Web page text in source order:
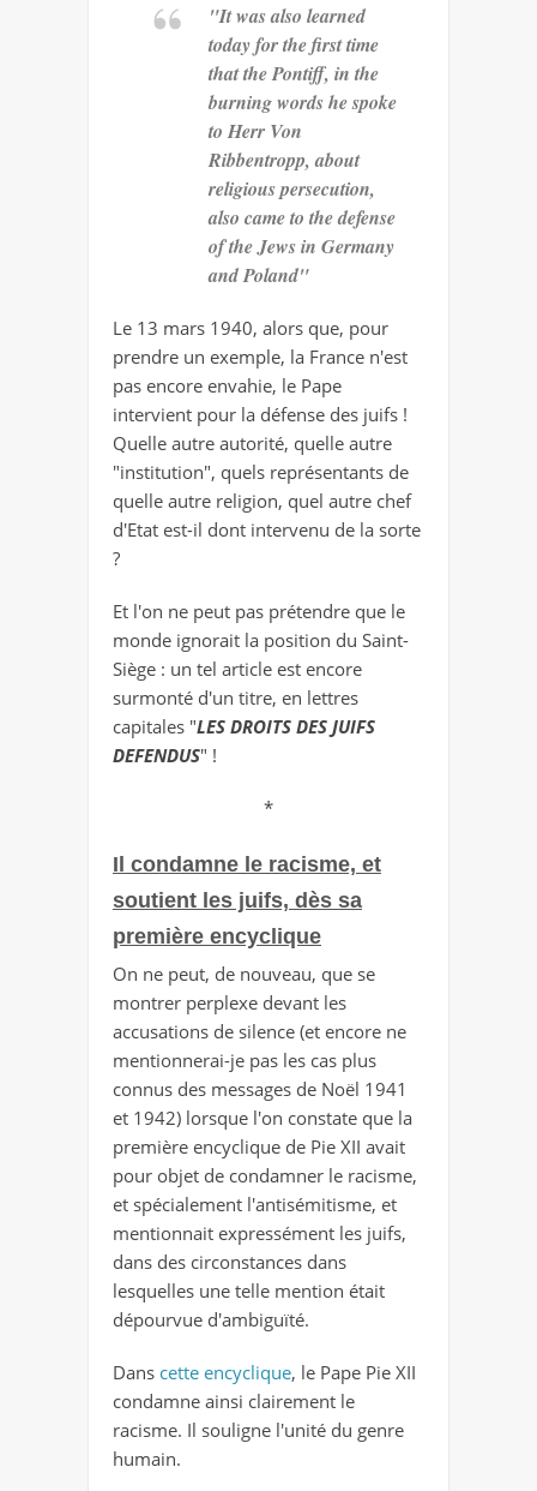
"It was also learned
today for the first time
that the Pontiff, in the
burning words he spoke
to Herr Von
Ribbentropp, about
religious persecution,
also came to the defense
of the Jews in Germany
and Poland"
Le 13 mars 1940, alors que, pour
prendre un exemple, la France n'est
pas encore envahie, le Pape
intervient pour la défense des juifs !
Quelle autre autorité, quelle autre
"institution", quels représentants de
quelle autre religion, quel autre chef
d'Etat est-il dont intervenu de la sorte
?
Et l'on ne peut pas prétendre que le
monde ignorait la position du Saint-
Siège : un tel article est encore
surmonté d'un titre, en lettres
capitales "LES DROITS DES JUIFS
DEFENDUS" !
*
Il condamne le racisme, et
soutient les juifs, dès sa
première encyclique
On ne peut, de nouveau, que se
montrer perplexe devant les
accusations de silence (et encore ne
mentionnerai-je pas les cas plus
connus des messages de Noël 1941
et 1942) lorsque l'on constate que la
première encyclique de Pie XII avait
pour objet de condamner le racisme,
et spécialement l'antisémitisme, et
mentionnait expressément les juifs,
dans des circonstances dans
lesquelles une telle mention était
dépourvue d'ambiguïté.
Dans cette encyclique, le Pape Pie XII
condamne ainsi clairement le
racisme. Il souligne l'unité du genre
humain.